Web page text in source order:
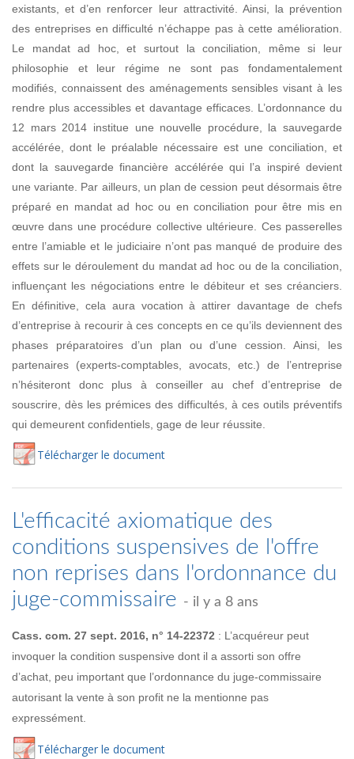
existants, et d’en renforcer leur attractivité. Ainsi, la prévention
des entreprises en difficulté n’échappe pas à cette amélioration.
Le mandat ad hoc, et surtout la conciliation, même si leur
philosophie et leur régime ne sont pas fondamentalement
modifiés, connaissent des aménagements sensiblesvisant à les
rendre plus accessibles et davantage efficaces. L’ordonnance du
12 mars 2014 institue une nouvelle procédure, la sauvegarde
accélérée, dont le préalable nécessaire est une conciliation, et
dont la sauvegarde financière accélérée qui l’a inspiré devient
une variante. Par ailleurs, un plan de cession peut désormais être
préparé en mandat ad hoc ou en conciliation pour être mis en
œuvre dans une procédure collective ultérieure. Ces passerelles
entre l’amiable et le judiciaire n’ont pas manqué de produire des
effets sur le déroulement du mandat ad hoc ou de la conciliation,
influençant les négociations entre le débiteur et ses créanciers.
En définitive, cela aura vocation à attirer davantage de chefs
d’entreprise à recourir à ces concepts en ce qu’ils deviennent des
phases préparatoires d’un plan ou d’une cession. Ainsi, les
partenaires (experts-comptables, avocats, etc.) de l’entreprise
n’hésiteront donc plus à conseiller au chef d’entreprise de
souscrire, dès les prémices des difficultés, à ces outils préventifs
qui demeurent confidentiels, gage de leur réussite.
Télécharger le document
L'efficacité axiomatique des
conditions suspensives de l'offre
non reprises dans l'ordonnance du
juge-commissaire - il y a 8 ans
Cass. com. 27 sept. 2016, n° 14-22372 : L’acquéreur peut
invoquer la condition suspensive dont il a assorti son offre
d’achat, peu important que l’ordonnance du juge-commissaire
autorisant la vente à son profit ne la mentionne pas
expressément.
Télécharger le document